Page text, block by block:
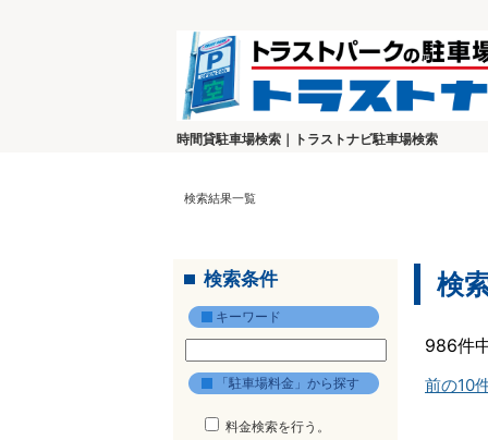
時間貸駐車場検索｜トラストナビ駐車場検索
検索結果一覧
検索条件
キーワード
「駐車場料金」から探す
料金検索を行う。
検
986件
前の10